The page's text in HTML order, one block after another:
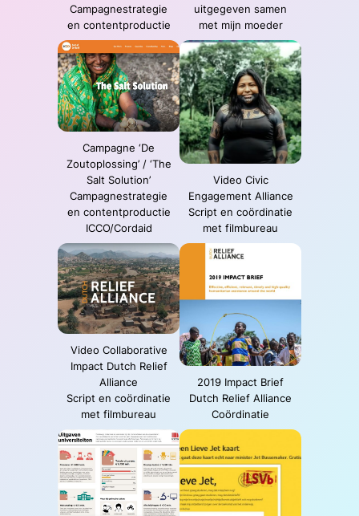
Campagnestrategie
en contentproductie
uitgegeven samen
met mijn moeder
Campagne ‘De
Zoutoplossing’ / ‘The
Salt Solution’
Campagnestrategie
en contentproductie
ICCO/Cordaid
Video Civic
Engagement Alliance
Script en coördinatie
met filmbureau
Video Collaborative
Impact Dutch Relief
Alliance
Script en coördinatie
met filmbureau
2019 Impact Brief
Dutch Relief Alliance
Coördinatie